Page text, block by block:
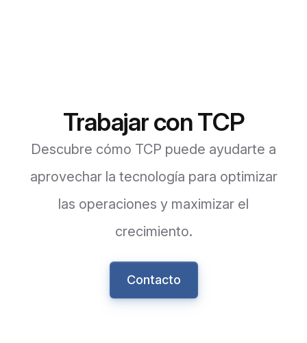
Trabajar con TCP
Descubre cómo TCP puede ayudarte a
aprovechar la tecnología para optimizar
las operaciones y maximizar el
crecimiento.
Contacto